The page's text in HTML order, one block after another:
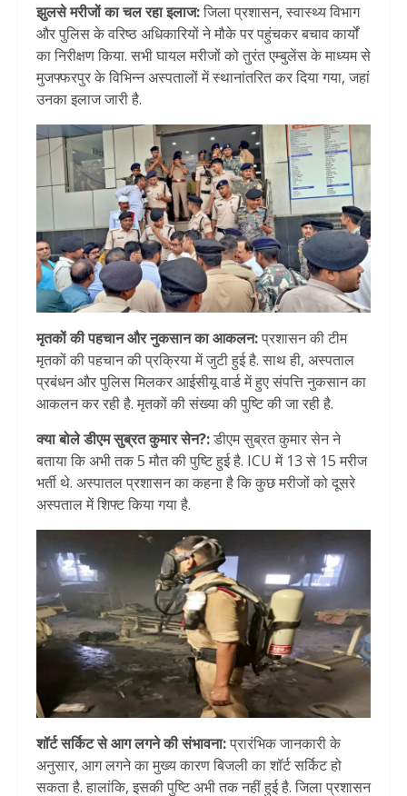
झुलसे मरीजों का चल रहा इलाज:जिला प्रशासन, स्वास्थ्य विभाग
और पुलिस के वरिष्ठ अधिकारियों ने मौके पर पहुंचकर बचाव कार्यों
का निरीक्षण किया. सभी घायल मरीजों को तुरंत एम्बुलेंस के माध्यम से
मुजफ्फरपुर के विभिन्न अस्पतालों में स्थानांतरित कर दिया गया, जहां
उनका इलाज जारी है.
मृतकों की पहचान और नुकसान का आकलन:प्रशासन की टीम
मृतकों की पहचान की प्रक्रिया में जुटी हुई है. साथ ही, अस्पताल
प्रबंधन और पुलिस मिलकर आईसीयू वार्ड में हुए संपत्ति नुकसान का
आकलन कर रही है. मृतकों की संख्या की पुष्टि की जा रही है.
क्या बोले डीएम सुब्रत कुमार सेन?:डीएम सुब्रत कुमार सेन ने
बताया कि अभी तक 5 मौत की पुष्टि हुई है. ICU में 13 से 15 मरीज
भर्ती थे. अस्पातल प्रशासन का कहना है कि कुछ मरीजों को दूसरे
अस्पताल में शिफ्ट किया गया है.
शॉर्ट सर्किट से आग लगने की संभावना:प्रारंभिक जानकारी के
अनुसार, आग लगने का मुख्य कारण बिजली का शॉर्ट सर्किट हो
सकता है. हालांकि, इसकी पुष्टि अभी तक नहीं हुई है. जिला प्रशासन